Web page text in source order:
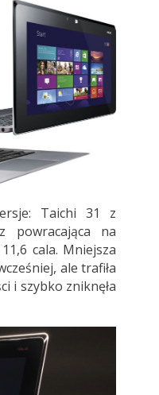
Taichi 31 z
powracająca na
cala. Mniejsza
ale trafiła
i szybko zniknęła